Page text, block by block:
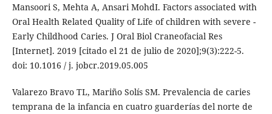
Mansoori S, Mehta A, Ansari MohdI. Factors associated with
Oral Health Related Quality of Life of children with severe -
Early Childhood Caries. J Oral Biol Craneofacial Res
[Internet]. 2019 [citado el 21 de julio de 2020];9(3):222-5.
doi: 10.1016 / j. jobcr.2019.05.005
Valarezo Bravo TL, Mariño Solís SM. Prevalencia de caries
temprana de la infancia en cuatro guarderías del norte de